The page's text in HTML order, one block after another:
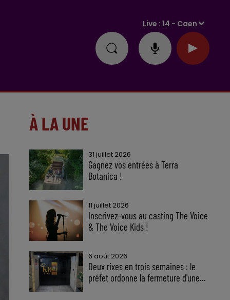
Live :14 - Caen
À LA UNE
31 juillet 2026
Gagnez vos entrées à Terra
Botanica !
11 juillet 2026
Inscrivez-vous au casting The Voice
& The Voice Kids !
6 août 2026
Deux rixes en trois semaines : le
préfet ordonne la fermeture d'une...